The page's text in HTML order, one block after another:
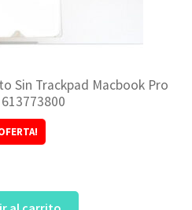
Sin Trackpad Macbook Pro